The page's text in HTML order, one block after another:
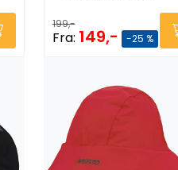
199,-
Fra: 149,- -25 %